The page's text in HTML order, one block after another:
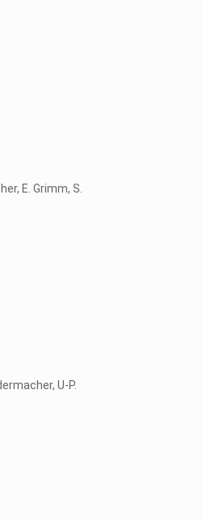
E. Grimm, S.
U-P.